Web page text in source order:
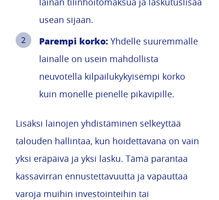
usean sijaan.
Parempi korko: Yhdelle suuremmalle
lainalle on usein mahdollista
neuvotella kilpailukykyisempi korko
kuin monelle pienelle pikavipille.
Lisäksi lainojen yhdistäminen selkeyttää
talouden hallintaa, kun hoidettavana on vain
yksi eräpäivä ja yksi lasku. Tämä parantaa
kassavirran ennustettavuutta ja vapauttaa
varoja muihin investointeihin tai